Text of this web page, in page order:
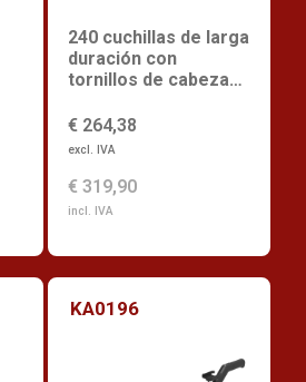
240 cuchillas de larga
duración con
tornillos de cabeza
€ 264,38
excl. IVA
€ 319,90
incl. IVA
KA0196